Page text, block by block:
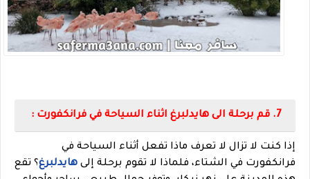
7. قم برحلة الى هايدلبرغ اثناء السياحة في فرانكفورت :
إذا كنت لا تزال لا تعرف ماذا تفعل أثناء السياحة في
فرانكفورت في الشتاء، فلماذا لا تقوم برحلة إلى هايدلبرغ؟ تقع